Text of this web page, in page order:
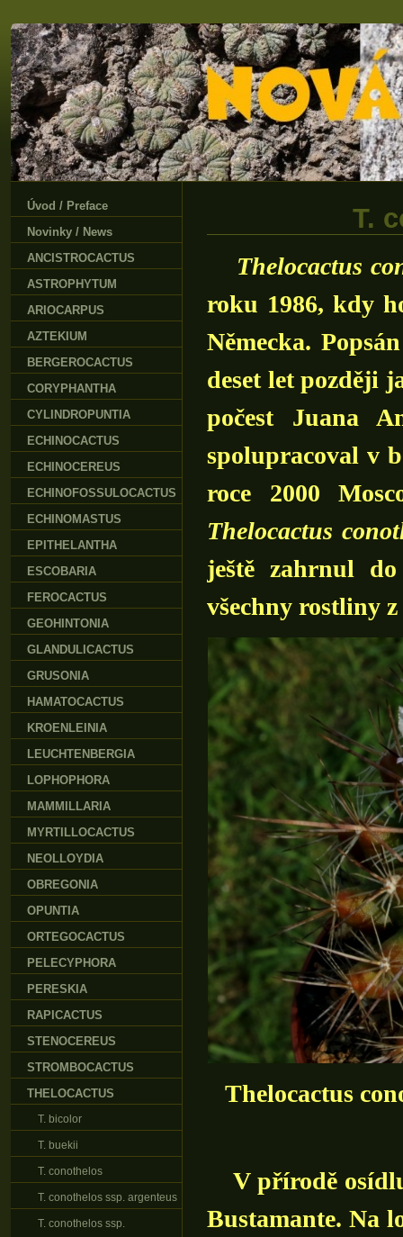
T.
Thelocactus
roku 1986, kdy
Německa.
deset let později
počest Juana
spolupracoval v
roce 2000
Thelocactus
ještě zahrnul
všechny rostliny
Thelocactus
V přírodě
Bustamante. Na
Úvod / Preface
Novinky / News
ANCISTROCACTUS
ASTROPHYTUM
ARIOCARPUS
AZTEKIUM
BERGEROCACTUS
CORYPHANTHA
CYLINDROPUNTIA
ECHINOCACTUS
ECHINOCEREUS
ECHINOFOSSULOCACTUS
ECHINOMASTUS
EPITHELANTHA
ESCOBARIA
FEROCACTUS
GEOHINTONIA
GLANDULICACTUS
GRUSONIA
HAMATOCACTUS
KROENLEINIA
LEUCHTENBERGIA
LOPHOPHORA
MAMMILLARIA
MYRTILLOCACTUS
NEOLLOYDIA
OBREGONIA
OPUNTIA
ORTEGOCACTUS
PELECYPHORA
PERESKIA
RAPICACTUS
STENOCEREUS
STROMBOCACTUS
THELOCACTUS
T. bicolor
T. buekii
T. conothelos
T. conothelos ssp. argenteus
T. conothelos ssp.